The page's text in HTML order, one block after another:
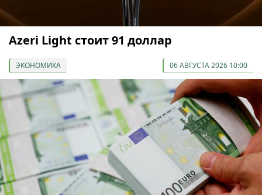
Azeri Light стоит 91 доллар
ЭКОНОМИКА 06 АВГУСТА 2026 10:00